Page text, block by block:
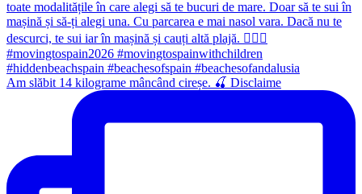
Am slăbit 14 kilograme mâncând cireșe. 🍒 Disclaime